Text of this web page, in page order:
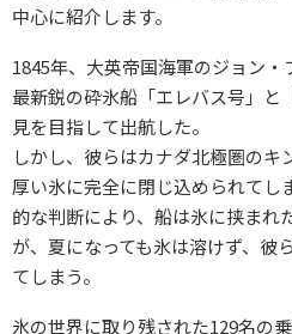
中心に紹介します。
1845年、大英帝国海軍のジョン・
最新鋭の砕氷船「エレバス号」と
見を目指して出航した。
しかし、彼らはカナダ北極圏のキ
厚い氷に完全に閉じ込められてし
的な判断により、船は氷に挟まれ
が、夏になっても氷は溶けず、彼
てしまう。
氷の世界に取り残された129名の